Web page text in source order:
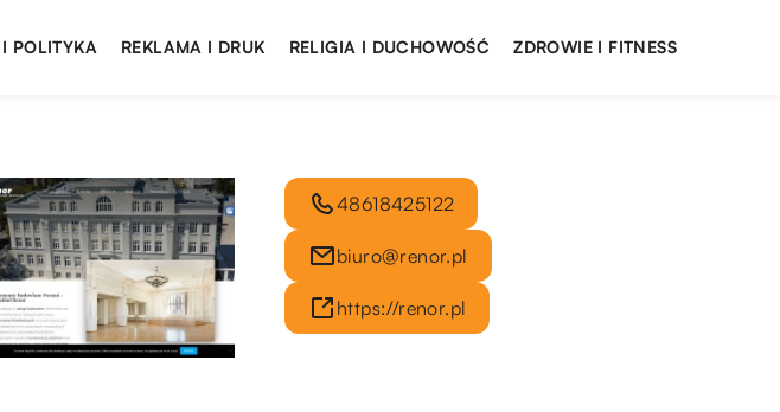
POLITYKA REKLAMA I DRUK RELIGIA I DUCHOWOŚĆ ZDROWIE I FITNESS
48618425122
biuro@renor.pl
https://renor.pl